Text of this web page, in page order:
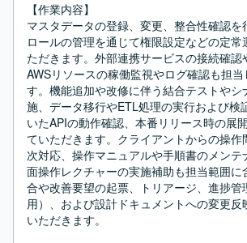
【作業内容】
マスタデータの登録、変更、整合性確認
ロールの管理を通じて権限設定などの定
ただきます。外部連携サービスの接続確認
AWSリソースの稼働監視やログ確認も担当
す。機能追加や改修に伴う結合テストやシ
施、データ移行やETL処理の実行および検
いたAPIの動作確認、本番リリース時の展
ていただきます。クライアントからの操作
次対応、操作マニュアルや手順書のメン
面操作レクチャーの実施補助も担当範囲に
合や改善要望の起票、トリアージ、進捗管
用）、および設計ドキュメントへの変更反
いただきます。